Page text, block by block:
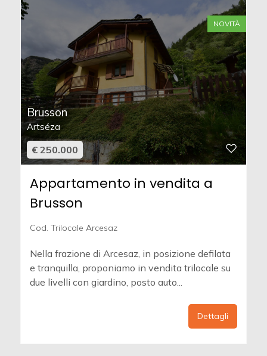
NOVITÀ
Brusson
Artséza
€ 250.000
Appartamento in vendita a
Brusson
Cod. Trilocale Arcesaz
Nella frazione di Arcesaz, in posizione defilata
e tranquilla, proponiamo in vendita trilocale su
due livelli con giardino, posto auto...
Dettagli